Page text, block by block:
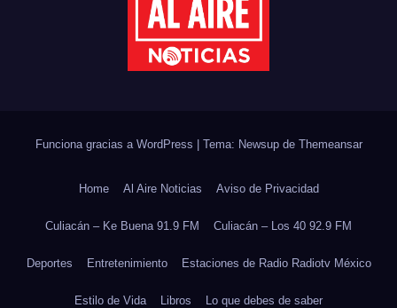
Funciona gracias a WordPress Tema: Newsup de Themeansar
Home Al Aire Noticias Aviso de Privacidad
Culiacán – Ke Buena 91.9 FM Culiacán – Los 40 92.9 FM
Deportes Entretenimiento Estaciones de Radio Radiotv México
Estilo de Vida Libros Lo que debes de saber